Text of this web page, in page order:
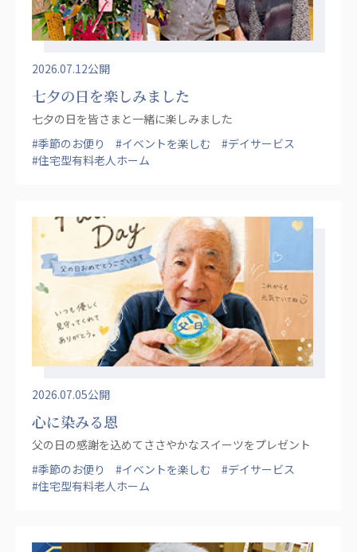
上桂の郷
ファミリエール吉祥院
学校法人明星学園 関東福祉専門学校
国際医療専門学校 浦和学院高等学校
明星幼稚園 志学会高等学校
特定非営利活動法人アート応援隊
その他
Mediclude 株式会社アジアメデカ元気事業団
株式会社フラワーコミュニティ放送
Medicare Lead Japan
株式会社日本医科学研究所
一般社団法人フードラボジャパン
2026.07.12公開
七夕の日を楽しみました
七夕の日を皆さまと一緒に楽しみました
#季節のお便り
#イベントを楽しむ
#デイサービス
#住宅型有料老人ホーム
2026.07.05公開
心に染みる恩
父の日の感謝を込めてささやかなスイーツをプレゼント
#季節のお便り
#イベントを楽しむ
#デイサービス
#住宅型有料老人ホーム